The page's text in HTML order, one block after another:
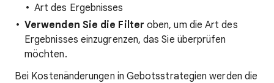
Art des Ergebnisses
Verwenden Sie die Filter oben, um die Art des
Ergebnisses einzugrenzen, das Sie überprüfen
möchten.
Bei Kostenänderungen in Gebotsstrategien werden die